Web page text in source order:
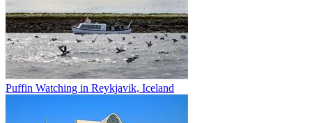
Puffin Watching in Reykjavik, Iceland